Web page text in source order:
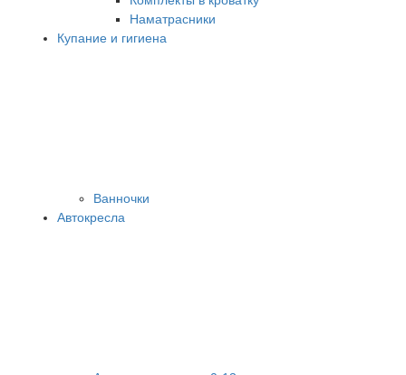
Наматрасники
Купание и гигиена
Ванночки
Автокресла